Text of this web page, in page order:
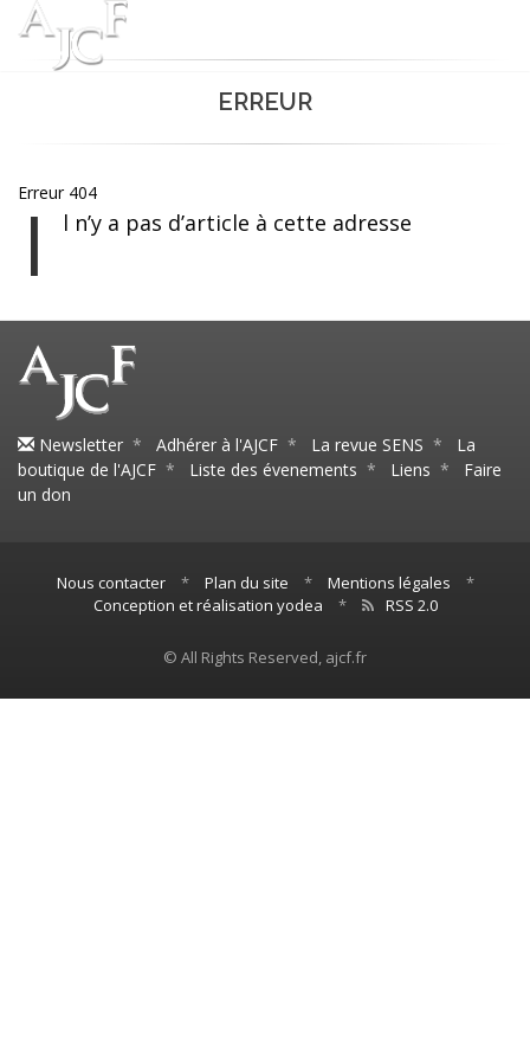
ERREUR
Erreur 404
I l n’y a pas d’article à cette adresse
Newsletter * Adhérer à l'AJCF * La revue SENS * La
boutique de l'AJCF * Liste des évenements * Liens * Faire
un don
Nous contacter * Plan du site * Mentions légales
*
Conception et réalisation yodea
* RSS 2.0
© All Rights Reserved, ajcf.fr